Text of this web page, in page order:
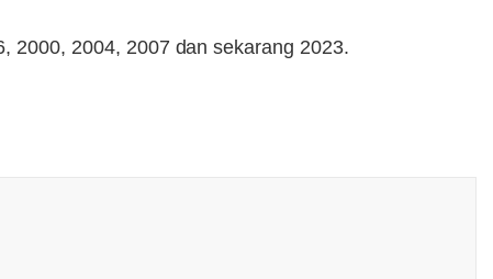
2000, 2004, 2007 dan sekarang 2023.